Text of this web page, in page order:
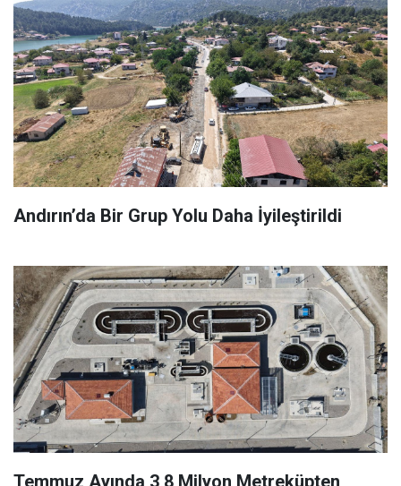
Andırın’da Bir Grup Yolu Daha İyileştirildi
Temmuz Ayında 3,8 Milyon Metreküpten